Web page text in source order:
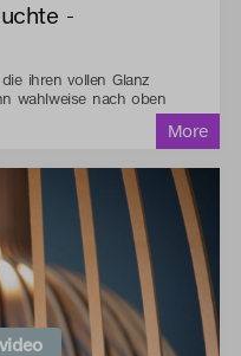
-
ihren vollen Glanz
wahlweise nach oben